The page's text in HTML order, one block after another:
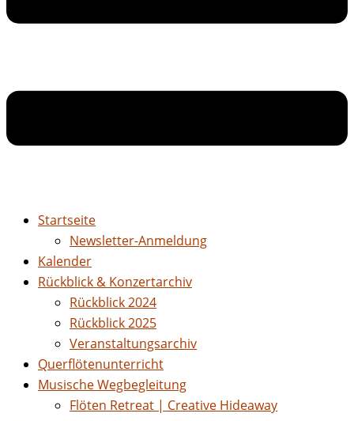
Startseite
Newsletter-Anmeldung
Kalender
Rückblick & Konzertarchiv
Rückblick 2024
Rückblick 2025
Veranstaltungsarchiv
Querflötenunterricht
Musische Wegbegleitung
Flöten Retreat | Creative Hideaway